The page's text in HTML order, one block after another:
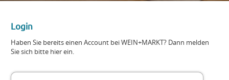
Login
Haben Sie bereits einen Account bei WEIN+MARKT? Dann melden
Sie sich bitte hier ein.